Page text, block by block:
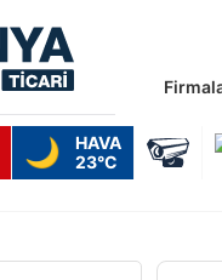
🌙
HAVA
23°C